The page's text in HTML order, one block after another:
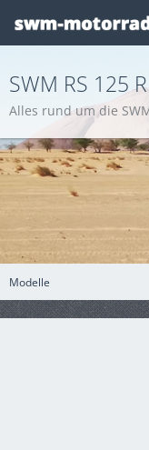
Modelle
SWM RS 125 R
Alles rund um die